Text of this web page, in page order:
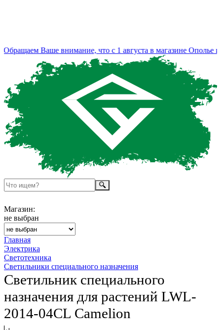
Ваше внимание, что с 1 августа в магазине Ополье
Магазин:
не выбран
Главная
Электрика
Светотехника
Светильники специального назначения
Светильник специального
назначения для растений LWL-
2014-04CL Camelion